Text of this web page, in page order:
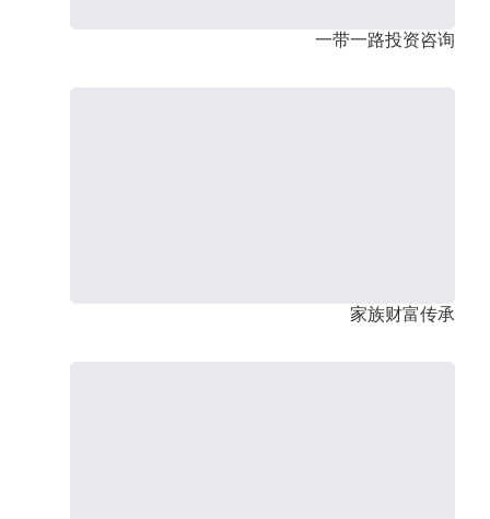
一带一路投资咨询
家族财富传承